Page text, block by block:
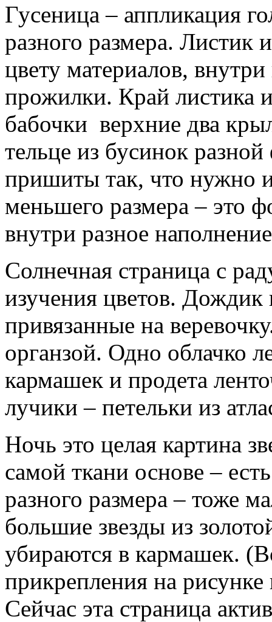
Гусеница – аппликация
разного размера. Листик
цвету материалов,
прожилки. Край листика
бабочки верхние два
тельце из бусинок
пришиты так, что нужно
меньшего размера – это
внутри разное
Солнечная страница с
изучения цветов. Дождик
привязанные на
органзой. Одно облачко
кармашек и продета
лучики – петельки из
Ночь это целая картина
самой ткани основе –
разного размера – тоже
большие звезды из
убираются в кармашек.
прикрепления на
Сейчас эта страница